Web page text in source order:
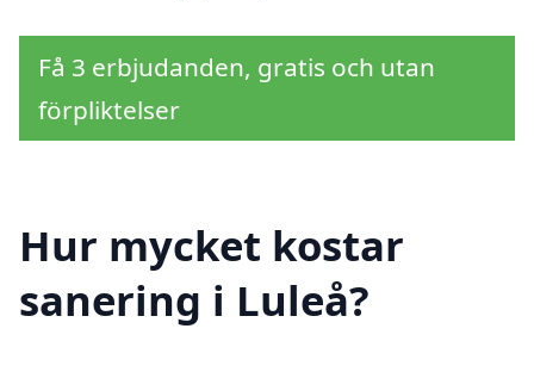
Få 3 erbjudanden, gratis och utan
förpliktelser
Hur mycket kostar
sanering i Luleå?